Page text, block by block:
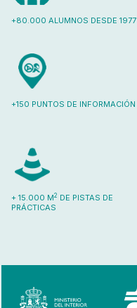
+80.000 ALUMNOS DESDE 1977
+150 PUNTOS DE INFORMACIÓN
+ 15.000 M2 DE PISTAS DE
PRÁCTICAS